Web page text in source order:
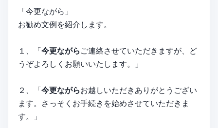
「今更ながら」
お勧め文例を紹介します。
１、「今更ながら ご連絡させていただきますが、ど
うぞよろしくお願いいたします。」
２、「今更ながらお越しいただきありがとうござい
ます。さっそくお手続きを始めさせていただきま
す。」